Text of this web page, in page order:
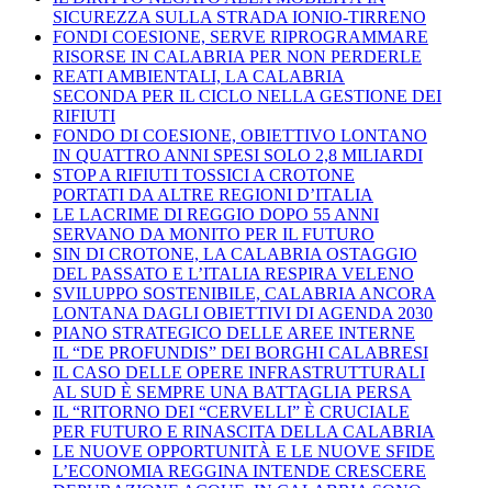
SICUREZZA SULLA STRADA IONIO-TIRRENO
FONDI COESIONE, SERVE RIPROGRAMMARE
RISORSE IN CALABRIA PER NON PERDERLE
REATI AMBIENTALI, LA CALABRIA
SECONDA PER IL CICLO NELLA GESTIONE DEI
RIFIUTI
FONDO DI COESIONE, OBIETTIVO LONTANO
IN QUATTRO ANNI SPESI SOLO 2,8 MILIARDI
STOP A RIFIUTI TOSSICI A CROTONE
PORTATI DA ALTRE REGIONI D’ITALIA
LE LACRIME DI REGGIO DOPO 55 ANNI
SERVANO DA MONITO PER IL FUTURO
SIN DI CROTONE, LA CALABRIA OSTAGGIO
DEL PASSATO E L’ITALIA RESPIRA VELENO
SVILUPPO SOSTENIBILE, CALABRIA ANCORA
LONTANA DAGLI OBIETTIVI DI AGENDA 2030
PIANO STRATEGICO DELLE AREE INTERNE
IL “DE PROFUNDIS” DEI BORGHI CALABRESI
IL CASO DELLE OPERE INFRASTRUTTURALI
AL SUD È SEMPRE UNA BATTAGLIA PERSA
IL “RITORNO DEI “CERVELLI” È CRUCIALE
PER FUTURO E RINASCITA DELLA CALABRIA
LE NUOVE OPPORTUNITÀ E LE NUOVE SFIDE
L’ECONOMIA REGGINA INTENDE CRESCERE